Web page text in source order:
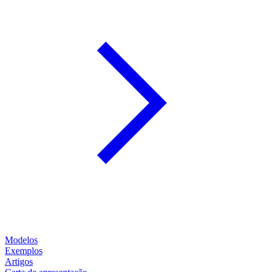
Modelos
Exemplos
Artigos